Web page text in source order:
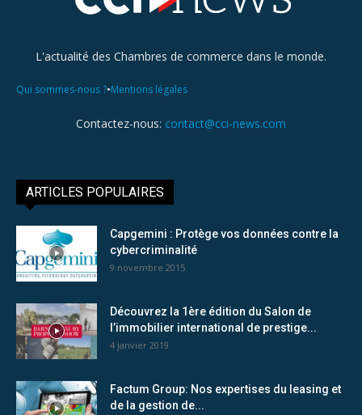
L'actualité des Chambres de commerce dans le monde.
Qui sommes-nous ?•Mentions légales
Contactez-nous: contact@cci-news.com
ARTICLES POPULAIRES
Capgemini : Protège vos données contre la
cybercriminalité
9 novembre 2015
Découvrez la 1ère édition du Salon de
l’immobilier international de prestige...
4 janvier 2019
Factum Group: Nos expertises du leasing et
de la gestion de...